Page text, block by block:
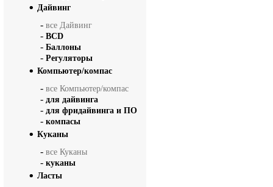
Дайвинг
- все Дайвинг
- BCD
- Баллоны
- Регуляторы
Компьютер/компас
- все Компьютер/компас
- для дайвинга
- для фридайвинга и ПО
- компасы
Куканы
- все Куканы
- куканы
Ласты